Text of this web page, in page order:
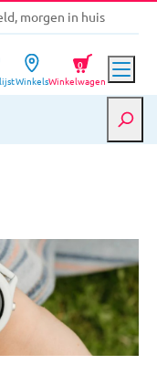
morgen in huis
€39,-
morgen in huis
WinkelsWinkelwagen
0